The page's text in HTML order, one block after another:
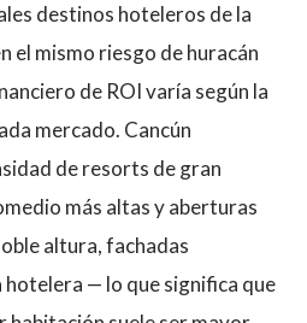
destinos hoteleros de la
el mismo riesgo de huracán
de ROI varía según la
mercado. Cancún
de resorts de gran
más altas y aberturas
altura, fachadas
hotelera — lo que significa que